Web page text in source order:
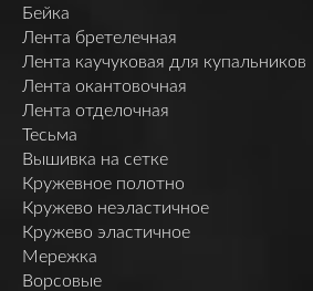
Бейка
Лента бретелечная
Лента каучуковая для купальников
Лента окантовочная
Лента отделочная
Тесьма
Вышивка на сетке
Кружевное полотно
Кружево неэластичное
Кружево эластичное
Мережка
Ворсовые